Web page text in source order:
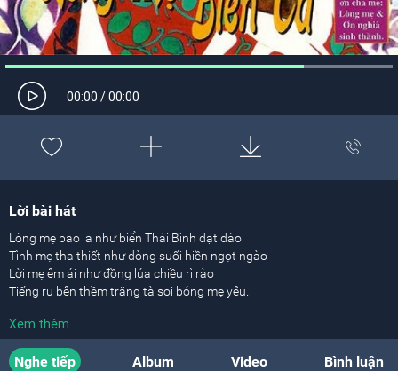
00:00 /00:00
Lời bài hát
Lòng mẹ bao la như biển Thái Bình dạt dào
Tình mẹ tha thiết như dòng suối hiền ngọt ngào
Lời mẹ êm ái như đồng lúa chiều rì rào
Tiếng ru bên thềm trăng tà soi bóng mẹ yêu.
Lòng mẹ thương con như vầng trăng tròn mùa thu
Lời ru man mác êm như sáo diều dật dờ
Xem thêm
Nghe tiếp Album Video Bình luận